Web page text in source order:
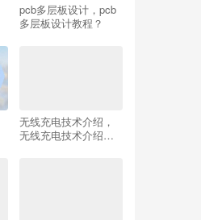
pcb多层板设计，pcb
多层板设计教程？
无线充电技术介绍，
无线充电技术介绍怎